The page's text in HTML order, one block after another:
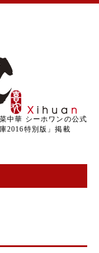
中華 シーホワンの公式
2016特別版」掲載